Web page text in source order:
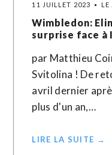
11 JUILLET 2023 LE
Wimbledon:
surprise face à
par Matthieu
Svitolina ! De
avril dernier
plus d'un an,…
LIRE LA SUITE →